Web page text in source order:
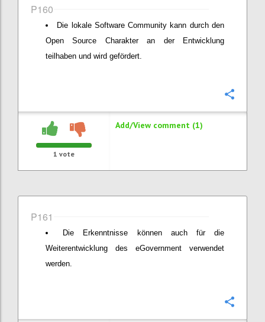
P160
Die lokale Software Community kann durch den
Open Source Charakter an der Entwicklung
teilhaben und wird gefördert.
1 vote
Add/View comment (1)
P161
Die Erkenntnisse können auch für die
Weiterentwicklung des eGovernment verwendet
werden.